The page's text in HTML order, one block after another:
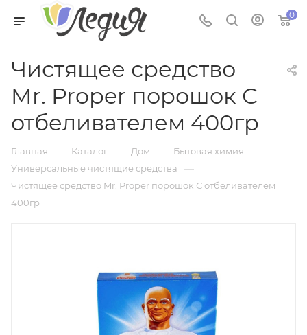
0
Чистящее средство
Mr. Proper порошок С
отбеливателем 400гр
Главная — Каталог — Дом — Бытовая химия —
Универсальные чистящие средства —
Чистящее средство Mr. Proper порошок С отбеливателем
400гр